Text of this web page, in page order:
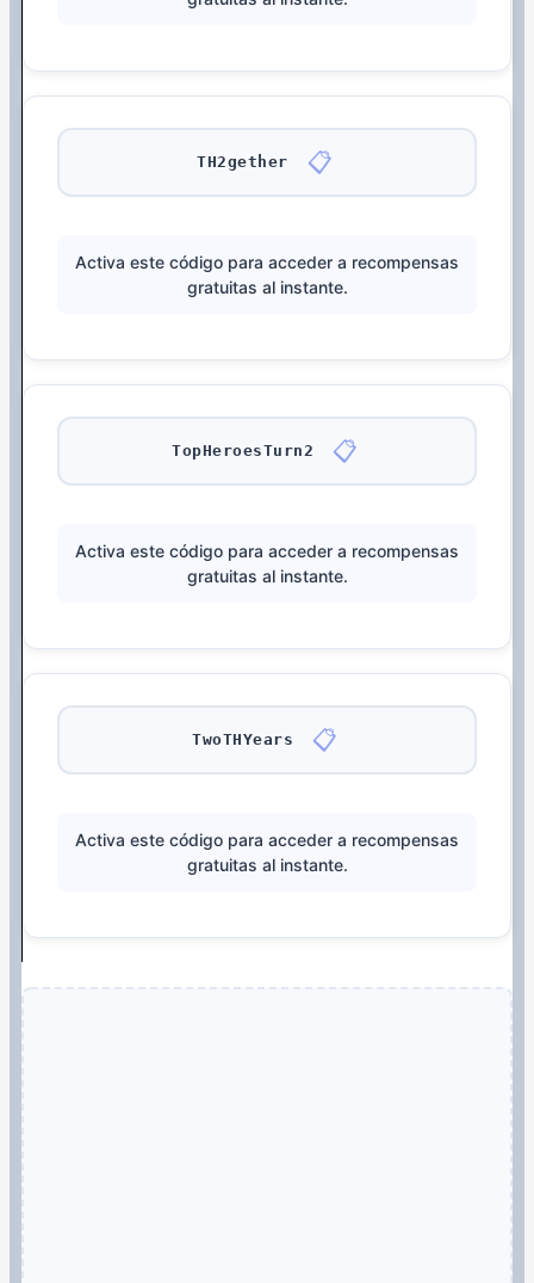
TH2gether 📋
Activa este código para acceder a recompensas
gratuitas al instante.
TopHeroesTurn2 📋
Activa este código para acceder a recompensas
gratuitas al instante.
TwoTHYears 📋
Activa este código para acceder a recompensas
gratuitas al instante.